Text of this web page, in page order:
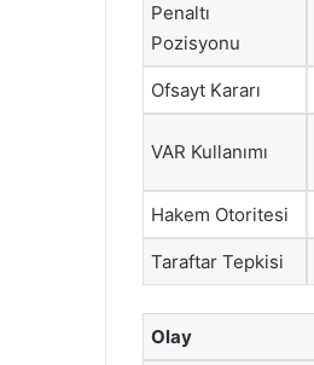
Penaltı
Pozisyonu
Ofsayt Kararı
VAR Kullanımı
Hakem Otoritesi
Taraftar Tepkisi
Olay